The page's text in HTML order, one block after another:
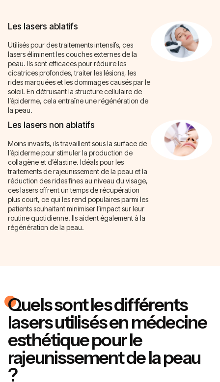
Les lasers ablatifs
Utilisés pour des traitements intensifs, ces
lasers éliminent les couches externes de la
peau. Ils sont efficaces pour réduire les
cicatrices profondes, traiter les lésions, les
rides marquées et les dommages causés par le
soleil. En détruisant la structure cellulaire de
l’épiderme, cela entraîne une régénération de
la peau.
Les lasers non ablatifs
Moins invasifs, ils travaillent sous la surface de
l’épiderme pour stimuler la production de
collagène et d’élastine. Idéals pour les
traitements de rajeunissement de la peau et la
réduction des rides fines au niveau du visage,
ces lasers offrent un temps de récupération
plus court, ce qui les rend populaires parmi les
patients souhaitant minimiser l’impact sur leur
routine quotidienne. Ils aident également à la
régénération de la peau.
Quels sont les différents
lasers utilisés en médecine
esthétique pour le
rajeunissement de la peau
?